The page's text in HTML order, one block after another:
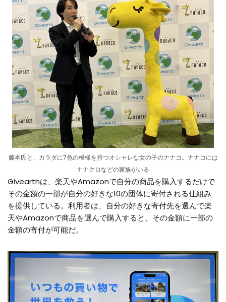
藤本氏と、カラダに7色の模様を持つオシャレな女の子のナナコ。ナナコには
ナナクロなどの家族がいる
Givearthは、楽天やAmazonで自分の商品を購入するだけで
その金額の一部が自分の好きな10の団体に寄付される仕組み
を提供している。利用者は、自分の好きな寄付先を選んで楽
天やAmazonで商品を選んで購入すると、その金額に一部の
金額の寄付が可能だ。